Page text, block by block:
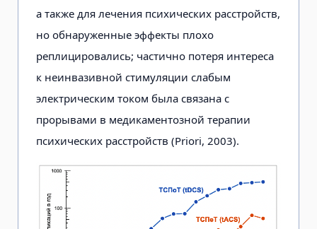
а также для лечения психических расстройств,
но обнаруженные эффекты плохо
реплицировались; частично потеря интереса
к неинвазивной стимуляции слабым
электрическим током была связана с
прорывами в медикаментозной терапии
психических расстройств (Priori, 2003).